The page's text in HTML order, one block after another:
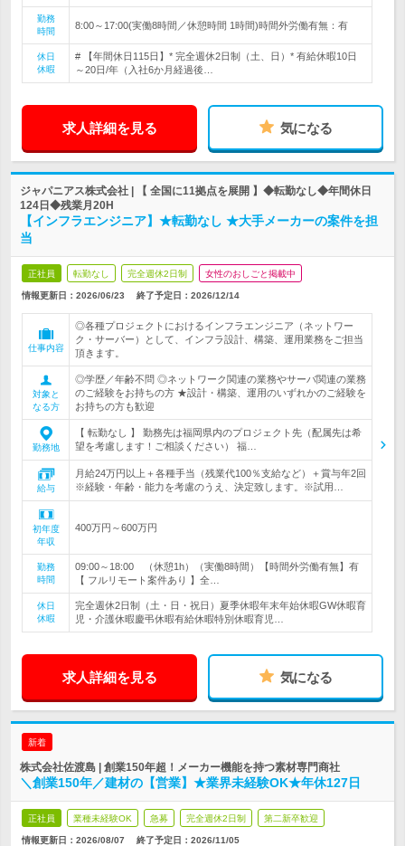
勤務
時間
8:00～17:00(実働8時間／休憩時間 1時間)時間外労働有無：有
休日
休暇
# 【年間休日115日】* 完全週休2日制（土、日）* 有給休暇10日
～20日/年（入社6か月経過後…
求人詳細を見る 気になる
ジャパニアス株式会社 | 【 全国に11拠点を展開 】◆転勤なし◆年間休日
124日◆残業月20H
【インフラエンジニア】★転勤なし ★大手メーカーの案件を担
当
正社員 転勤なし 完全週休2日制 女性のおしごと掲載中
情報更新日：2026/06/23 終了予定日： 2026/12/14
仕事内容
◎各種プロジェクトにおけるインフラエンジニア（ネットワー
ク・サーバー）として、インフラ設計、構築、運用業務をご担当
頂きます。
対象と
なる方
◎学歴／年齢不問 ◎ネットワーク関連の業務やサーバ関連の業務
のご経験をお持ちの方 ★設計・構築、運用のいずれかのご経験を
お持ちの方も歓迎
勤務地
【 転勤なし 】 勤務先は福岡県内のプロジェクト先（配属先は希
望を考慮します！ご相談ください） 福…
給与
月給24万円以上＋各種手当（残業代100％支給など）＋賞与年2回
※経験・年齢・能力を考慮のうえ、決定致します。※試用…
初年度
年収
400万円～600万円
勤務
時間
09:00～18:00 （休憩1h）（実働8時間）【時間外労働有無】有
【 フルリモート案件あり 】全…
休日
休暇
完全週休2日制（土・日・祝日）夏季休暇年末年始休暇GW休暇育
児・介護休暇慶弔休暇有給休暇特別休暇育児…
求人詳細を見る 気になる
新着
株式会社佐渡島 | 創業150年超！メーカー機能を持つ素材専門商社
＼創業150年／建材の【営業】★業界未経験OK★年休127日
正社員 業種未経験OK 急募 完全週休2日制 第二新卒歓迎
情報更新日：2026/08/07 終了予定日： 2026/11/05